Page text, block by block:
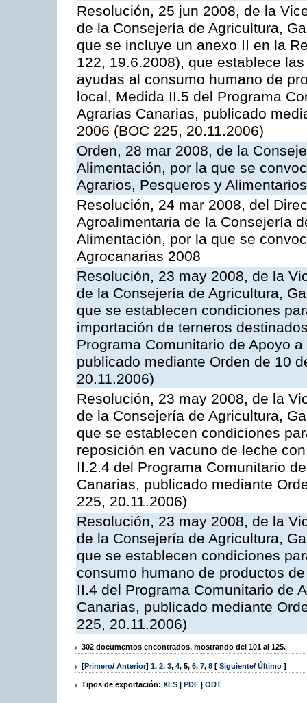
Resolución, 25 jun 2008, de la
de la Consejería de Agricultura,
que se incluye un anexo II en la
122, 19.6.2008), que establece
ayudas al consumo humano de
local, Medida II.5 del Programa
Agrarias Canarias, publicado
2006 (BOC 225, 20.11.2006)
Orden, 28 mar 2008, de la
Alimentación, por la que se
Agrarios, Pesqueros y
Resolución, 24 mar 2008, del
Agroalimentaria de la Consejería
Alimentación, por la que se
Agrocanarias 2008
Resolución, 23 may 2008, de la
de la Consejería de Agricultura,
que se establecen condiciones
importación de terneros
Programa Comunitario de Apoyo
publicado mediante Orden de 10
20.11.2006)
Resolución, 23 may 2008, de la
de la Consejería de Agricultura,
que se establecen condiciones
reposición en vacuno de leche
II.2.4 del Programa Comunitario
Canarias, publicado mediante
225, 20.11.2006)
Resolución, 23 may 2008, de la
de la Consejería de Agricultura,
que se establecen condiciones
consumo humano de productos
II.4 del Programa Comunitario de
Canarias, publicado mediante
225, 20.11.2006)
302 documentos encontrados, mostrando del 101 al 125.
[Primero/ Anterior] 1, 2, 3, 4, 5, 6, 7, 8 [ Siguiente/ Último ]
Tipos de exportación: XLS | PDF | ODT